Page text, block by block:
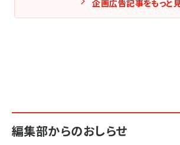
企画広告記事をもっと
編集部からのおしらせ